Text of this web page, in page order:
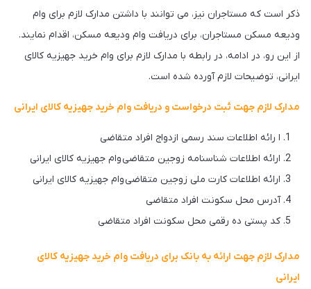
ذکر است که مستاجران نیز، می توانند با داشتن مدارک لازم برای وام
ودیعه مسکن مستاجران، برای دریافت وام ودیعه مسکن، اقدام نمایند.
از این رو، در ادامه، در رابطه با مدارک لازم برای وام خرید جهیزیه کالای
ایرانی، توضیحات لازم آورده شده است.
مدارک لازم جهت ثبت درخواست و دریافت وام خرید جهیزیه کالای ایرانی
ا رائه اطلاعات سند رسمی ازدواج افراد متقاضی
ارائه اطلاعات شناسنامه زوجین متقاضی وام جهیزیه کالای ایرانی
ارائه اطلاعات کارت ملی زوجین متقاضی وام جهیزیه کالای ایرانی
آدرس محل سکونت افراد متقاضی
کد پستی ده رقمی محل سکونت افراد متقاضی
مدارک لازم جهت ارائه به بانک برای دریافت وام خرید جهیزیه کالای
ایرانی